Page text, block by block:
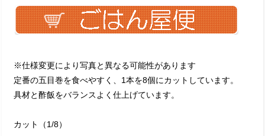
※仕様変更により写真と異なる可能性があります
定番の五目巻を食べやすく、1本を8個にカットしています。
具材と酢飯をバランスよく仕上げています。
カット（1/8）